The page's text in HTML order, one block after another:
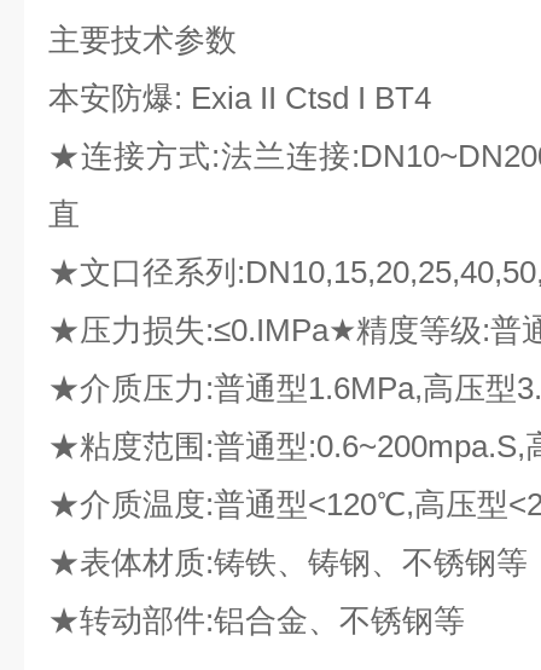
主要技术参数
本安防爆: Exia II Ctsd I BT4
★连接方式:法兰连接
直
★文口径系列
★压力损失:≤0.IMPa★精度等级:普
★介质压力:普通型1.6MPa,高压型
★粘度范围:普通型:0.6~200mpa.S,
★介质温度:普通型<120℃,高压型
★表体材质:铸铁、铸钢、不锈钢等
★转动部件:铝合金、不锈钢等